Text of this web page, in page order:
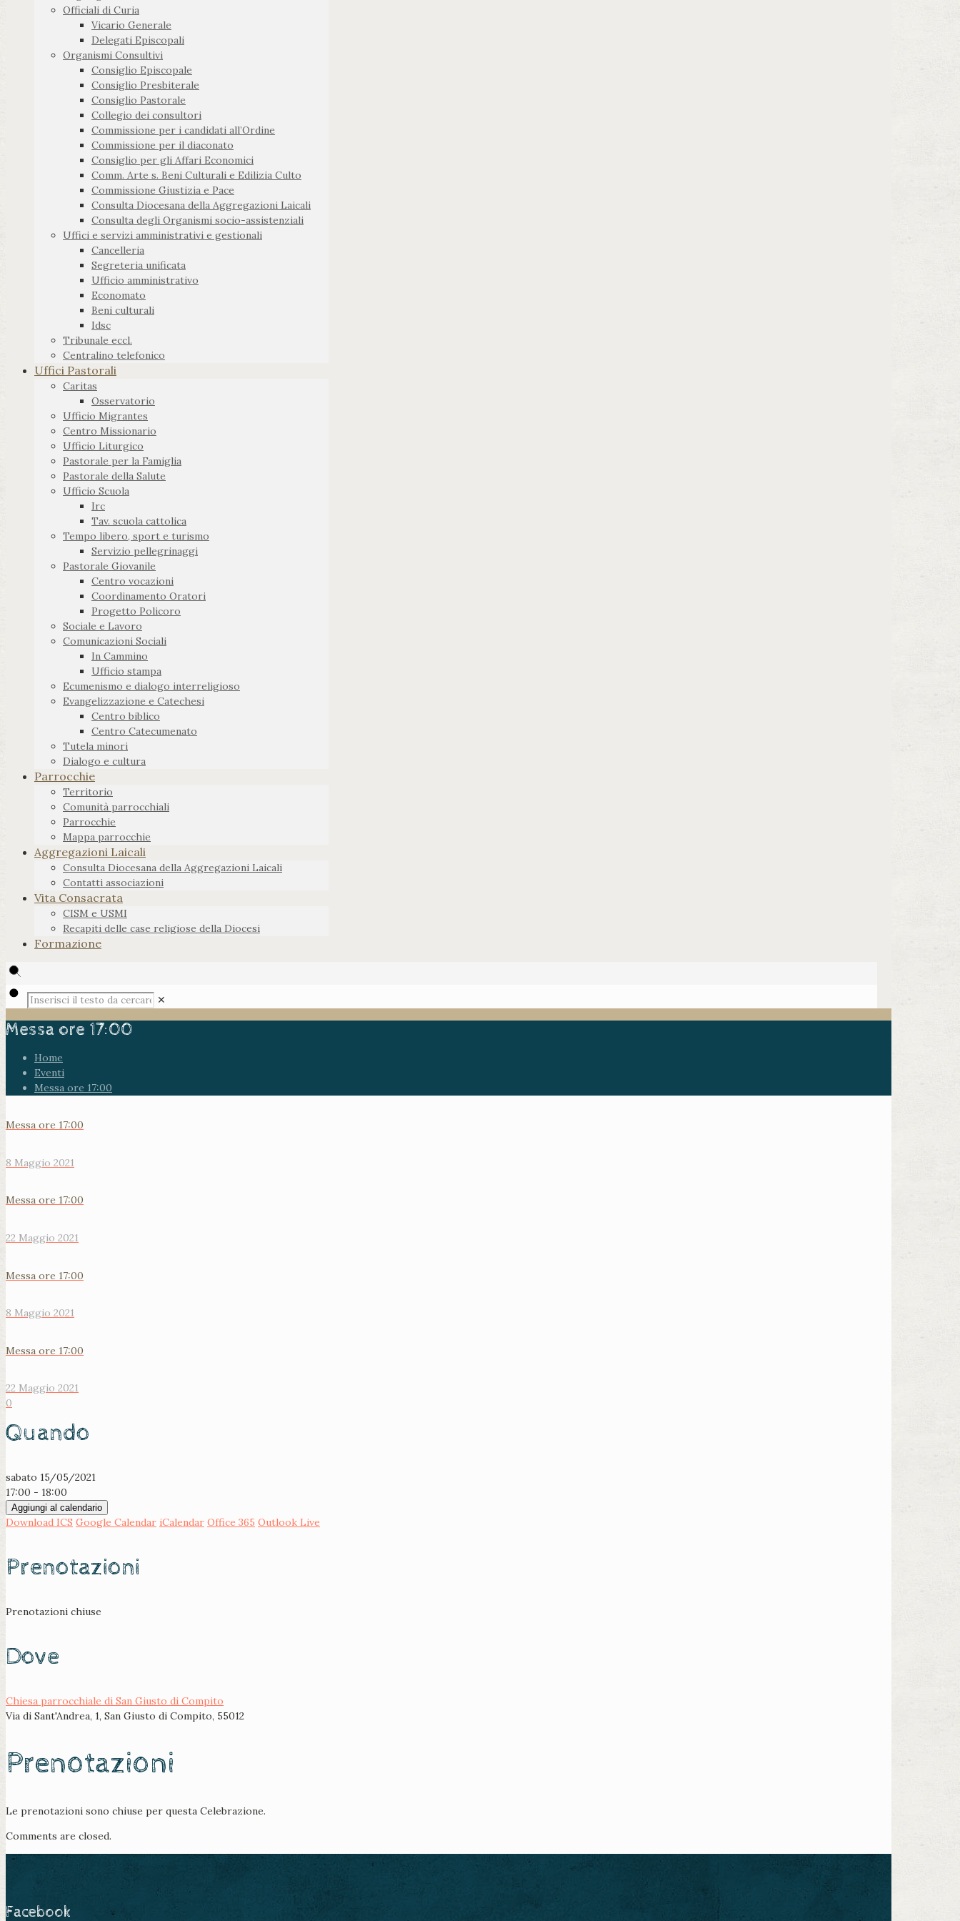
Officiali di Curia
Vicario Generale
Delegati Episcopali
Organismi Consultivi
Consiglio Episcopale
Consiglio Presbiterale
Consiglio Pastorale
Collegio dei consultori
Commissione per i candidati all’Ordine
Commissione per il diaconato
Consiglio per gli Affari Economici
Comm. Arte s. Beni Culturali e Edilizia Culto
Commissione Giustizia e Pace
Consulta Diocesana della Aggregazioni Laicali
Consulta degli Organismi socio-assistenziali
Uffici e servizi amministrativi e gestionali
Cancelleria
Segreteria unificata
Ufficio amministrativo
Economato
Beni culturali
Idsc
Tribunale eccl.
Centralino telefonico
Uffici Pastorali
Caritas
Osservatorio
Ufficio Migrantes
Centro Missionario
Ufficio Liturgico
Pastorale per la Famiglia
Pastorale della Salute
Ufficio Scuola
Irc
Tav. scuola cattolica
Tempo libero, sport e turismo
Servizio pellegrinaggi
Pastorale Giovanile
Centro vocazioni
Coordinamento Oratori
Progetto Policoro
Sociale e Lavoro
Comunicazioni Sociali
In Cammino
Ufficio stampa
Ecumenismo e dialogo interreligioso
Evangelizzazione e Catechesi
Centro biblico
Centro Catecumenato
Tutela minori
Dialogo e cultura
Parrocchie
Territorio
Comunità parrocchiali
Parrocchie
Mappa parrocchie
Aggregazioni Laicali
Consulta Diocesana della Aggregazioni Laicali
Contatti associazioni
Vita Consacrata
CISM e USMI
Recapiti delle case religiose della Diocesi
Formazione
✕
Messa ore 17:00
Home
Eventi
Messa ore 17:00
Messa ore 17:00
8 Maggio 2021
Messa ore 17:00
22 Maggio 2021
Messa ore 17:00
8 Maggio 2021
Messa ore 17:00
22 Maggio 2021
0
Quando
sabato 15/05/2021
17:00 - 18:00
Aggiungi al calendario
Download ICS Google Calendar iCalendar Office 365 Outlook Live
Prenotazioni
Prenotazioni chiuse
Dove
Chiesa parrocchiale di San Giusto di Compito
Via di Sant'Andrea, 1, San Giusto di Compito, 55012
Prenotazioni
Le prenotazioni sono chiuse per questa Celebrazione.
Comments are closed.
Facebook